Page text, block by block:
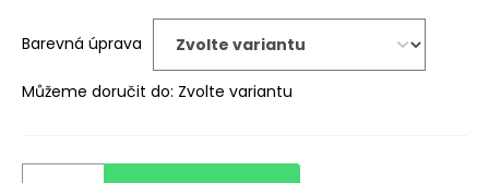
Barevná úprava
Můžeme doručit do: Zvolte variantu